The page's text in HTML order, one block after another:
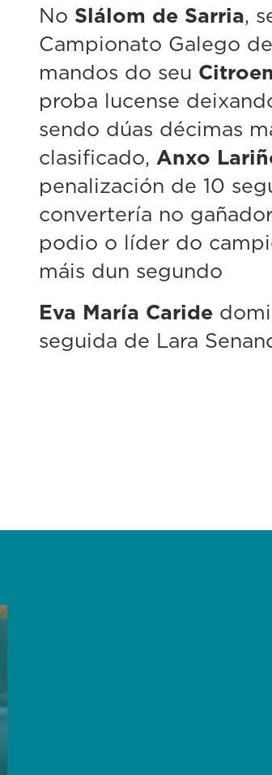
No Slálom de Sarria,
Campionato Galego
mandos do seu
proba lucense
sendo dúas décimas
clasificado, Anxo
penalización de 10
convertería no
podio o líder do
máis dun segundo
Eva María Caride
seguida de Lara